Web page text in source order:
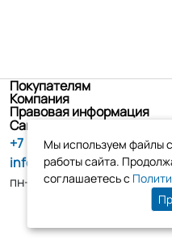
Покупателям
Компания
Правовая информация
Санкт-Петербург, ул.
+7 (800) 555-86-90
info@tk-elko.ru
пн-пт, 10:00 - 18:00
Мы используем файлы
работы сайта.
соглашаетесь с